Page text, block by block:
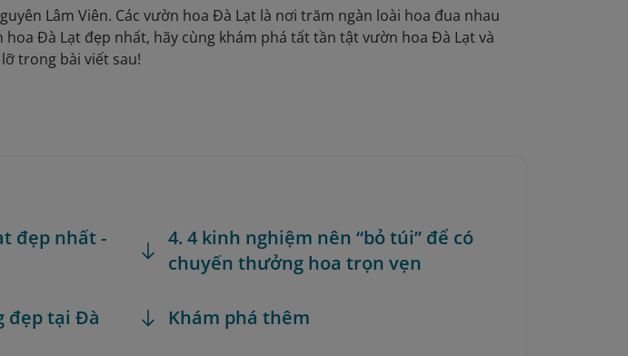
Lâm Viên. Các vườn hoa Đà Lạt là nơi trăm ngàn loài hoa đua nhau
Đà Lạt đẹp nhất, hãy cùng khám phá tất tần tật vườn hoa Đà Lạt và
trong bài viết sau!
đẹp nhất -
đẹp tại Đà
4. 4 kinh nghiệm nên “bỏ túi” để có
chuyến thưởng hoa trọn vẹn
Khám phá thêm